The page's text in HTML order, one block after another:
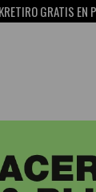
GRATIS EN